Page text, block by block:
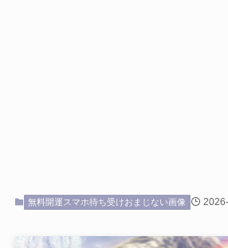
無料開運スマホ待ち受けおまじない画像